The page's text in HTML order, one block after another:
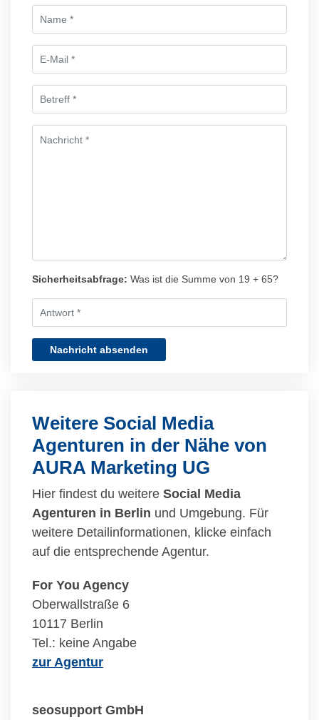
Sicherheitsabfrage: Was ist die Summe von 19 + 65?
Nachricht absenden
Weitere Social Media
Agenturen in der Nähe von
AURA Marketing UG
Hier findest du weitere Social Media
Agenturen in Berlin und Umgebung. Für
weitere Detailinformationen, klicke einfach
auf die entsprechende Agentur.
For You Agency
Oberwallstraße 6
10117 Berlin
Tel.: keine Angabe
zur Agentur
seosupport GmbH